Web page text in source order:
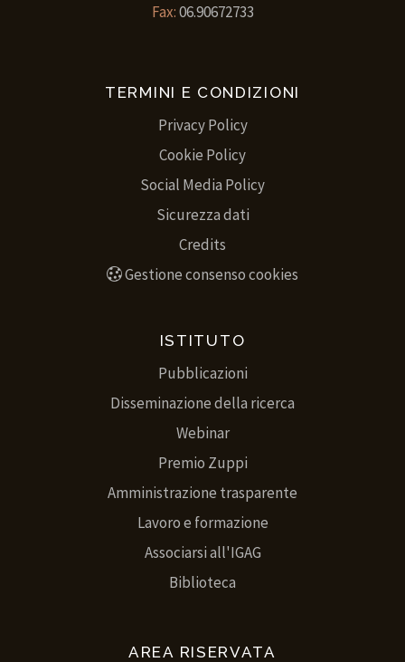
Fax:06.90672733
TERMINI E CONDIZIONI
Privacy Policy
Cookie Policy
Social Media Policy
Sicurezza dati
Credits
Gestione consenso cookies
ISTITUTO
Pubblicazioni
Disseminazione della ricerca
Webinar
Premio Zuppi
Amministrazione trasparente
Lavoro e formazione
Associarsi all'IGAG
Biblioteca
AREA RISERVATA